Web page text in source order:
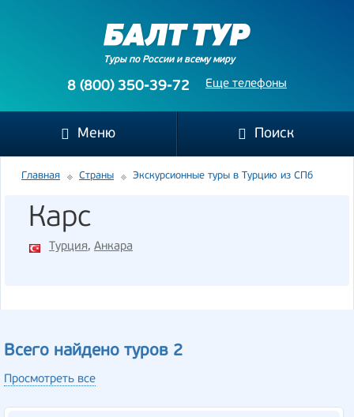
Туры по России и всему миру
Еще телефоны
8 (800) 350-39-72
Меню Поиск
Главная Страны Экскурсионные туры в Турцию из СПб
Карс
Турция, Анкара
Всего найдено туров 2
Просмотреть все